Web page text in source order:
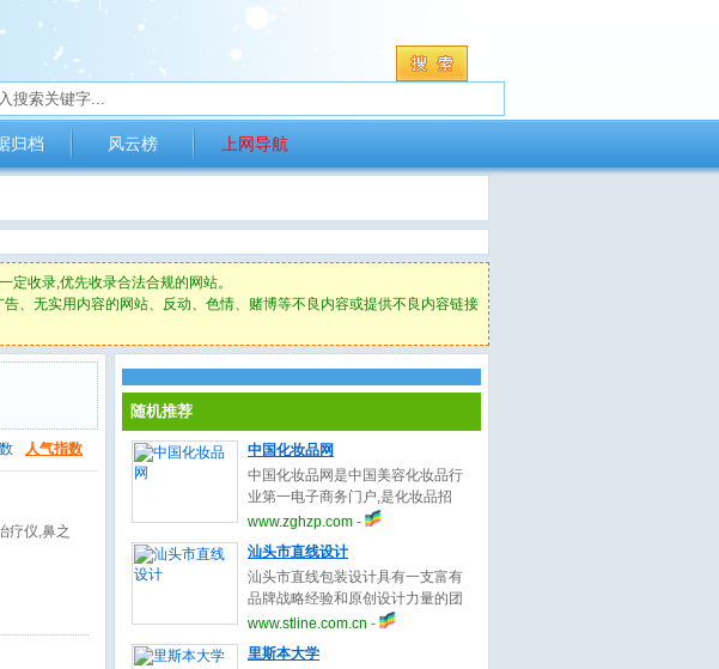
归档 风云榜 上网导航
收录,优先收录合法合规的网站。
、无实用内容的网站、反动、色情、赌博等不良内容或提供不良内容链接
人气指数
疗仪,鼻之
随机推荐
中国化妆品网
中国化妆品网是中国美容化妆品行
业第一电子商务门户,是化妆品招
商、代理，品牌推广及拓展市场的
网络推广首选网站。zghzp中国化
妆品网亦是业内人士交流的行业社
圈。网站建于2002年，以时尚、高
端、公正、公平的立场服务于化妆
品行业。
www.zghzp.com -
汕头市直线设计
汕头市直线包装设计具有一支富有
品牌战略经验和原创设计力量的团
队
www.stline.com.cn -
里斯本大学